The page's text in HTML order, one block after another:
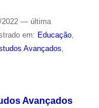
— última
em: Educação,
Avançados,
Avançados